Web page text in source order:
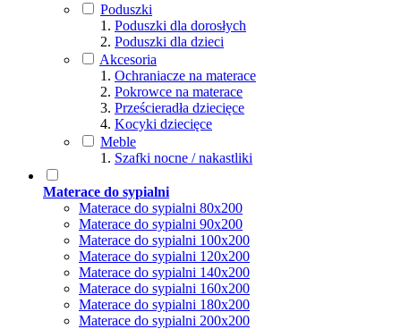
Poduszki
Poduszki dla dorosłych
Poduszki dla dzieci
Akcesoria
Ochraniacze na materace
Pokrowce na materace
Prześcieradła dziecięce
Kocyki dziecięce
Meble
Szafki nocne / nakastliki
Materace do sypialni
Materace do sypialni 80x200
Materace do sypialni 90x200
Materace do sypialni 100x200
Materace do sypialni 120x200
Materace do sypialni 140x200
Materace do sypialni 160x200
Materace do sypialni 180x200
Materace do sypialni 200x200